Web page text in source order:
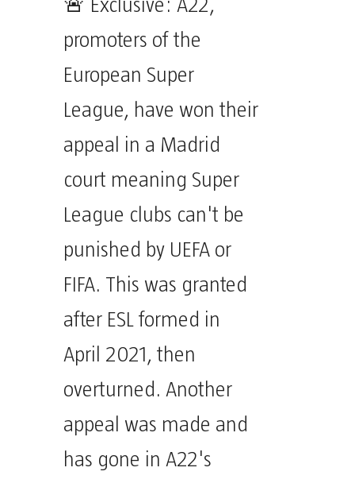
🚨 Exclusive: A22,
promoters of the
European Super
League, have won their
appeal in a Madrid
court meaning Super
League clubs can't be
punished by UEFA or
FIFA. This was granted
after ESL formed in
April 2021, then
overturned. Another
appeal was made and
has gone in A22's